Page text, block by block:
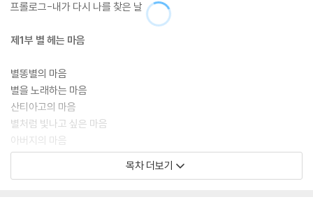
는 이미 선진국 대열에 들어섰지만 다른 여러 면에서 중진국의 한계에 갇
힌 우리 사회를 냉철하게 진단하고 우리 자신이 사회를 변화시킬 역량을
갖춰 역사의 주체로서 선도국으로 건너갈 소명을 다하자고 역설한다.
프롤로그-내가 다시 나를 찾은 날
제1부 별 헤는 마음
별똥별의 마음
별을 노래하는 마음
산티아고의 마음
별처럼 빛나고 싶은 마음
아버지의 마음
어머니의 마음
목차 더보기